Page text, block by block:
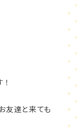
！
友達と来ても